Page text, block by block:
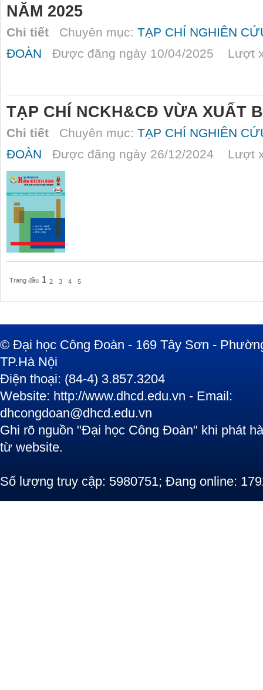
NĂM 2025
Chi tiết Chuyên mục: TẠP CHÍ NGHIÊN
ĐOÀN Được đăng ngày 10/04/2025 Lượt
TẠP CHÍ NCKH&CĐ VỪA XUẤT
Chi tiết Chuyên mục: TẠP CHÍ NGHIÊN
ĐOÀN Được đăng ngày 26/12/2024 Lượt
Trang đầu 1 2 3 4 5
© Đại học Công Đoàn - 169 Tây Sơn -
TP.Hà Nội
Điện thoại: (84-4) 3.857.3204
Website: http://www.dhcd.edu.vn - Email:
dhcongdoan@dhcd.edu.vn
Ghi rõ nguồn "Đại học Công Đoàn" khi phát
từ website.
Số lượng truy cập: 5980751; Đang online: